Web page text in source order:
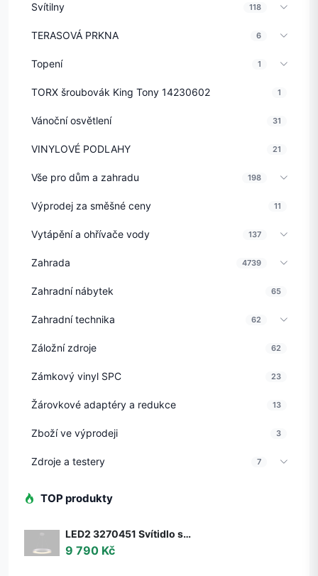
Svítilny 118
TERASOVÁ PRKNA 6
Topení 1
TORX šroubovák King Tony 14230602 1
Vánoční osvětlení 31
VINYLOVÉ PODLAHY 21
Vše pro dům a zahradu 198
Výprodej za směšné ceny 11
Vytápění a ohřívače vody 137
Zahrada 4739
Zahradní nábytek 65
Zahradní technika 62
Záložní zdroje 62
Zámkový vinyl SPC 23
Žárovkové adaptéry a redukce 13
Zboží ve výprodeji 3
Zdroje a testery 7
TOP produkty
LED2 3270451 Svítidlo stropní závěsné LED2 BELLA 60 P-Z, W 50W 2CCT 3000K/4000K - ON/OFF - nestmívatelné - LED2 Lighting
9 790 Kč